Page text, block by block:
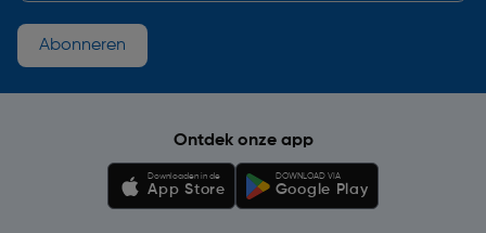
Abonneren
Ontdek onze app
Downloaden in de
App Store
DOWNLOAD VIA
Google Play